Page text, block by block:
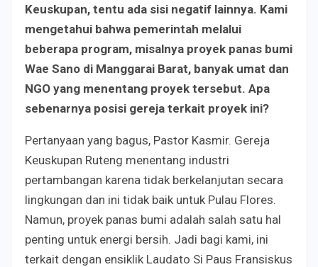
Keuskupan, tentu ada sisi negatif lainnya. Kami
mengetahui bahwa pemerintah melalui
beberapa program, misalnya proyek panas bumi
Wae Sano di Manggarai Barat, banyak umat dan
NGO yang menentang proyek tersebut. Apa
sebenarnya posisi gereja terkait proyek ini?
Pertanyaan yang bagus, Pastor Kasmir. Gereja
Keuskupan Ruteng menentang industri
pertambangan karena tidak berkelanjutan secara
lingkungan dan ini tidak baik untuk Pulau Flores.
Namun, proyek panas bumi adalah salah satu hal
penting untuk energi bersih. Jadi bagi kami, ini
terkait dengan ensiklik Laudato Si Paus Fransiskus